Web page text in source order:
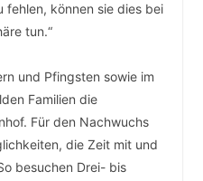
fehlen, können sie dies bei
tun.“
und Pfingsten sowie im
Familien die
Für den Nachwuchs
die Zeit mit und
besuchen Drei- bis